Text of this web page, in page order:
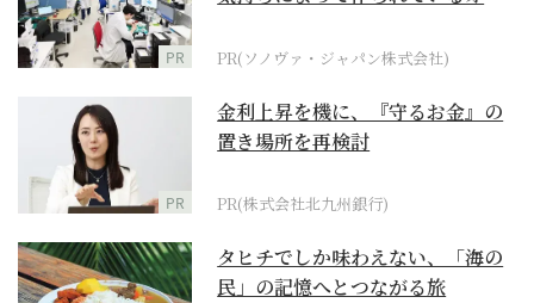
PR PR(ソノヴァ・ジャパン株式会社)
PR
金利上昇を機に、『守るお金』の
置き場所を再検討
PR(株式会社北九州銀行)
タヒチでしか味わえない、「海の
民」の記憶へとつながる旅